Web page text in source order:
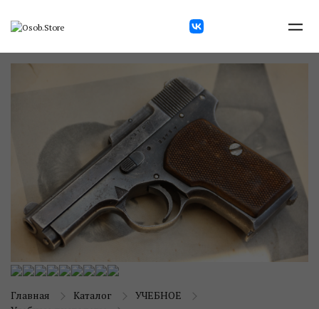
Главная Каталог
УЧЕБНОЕ